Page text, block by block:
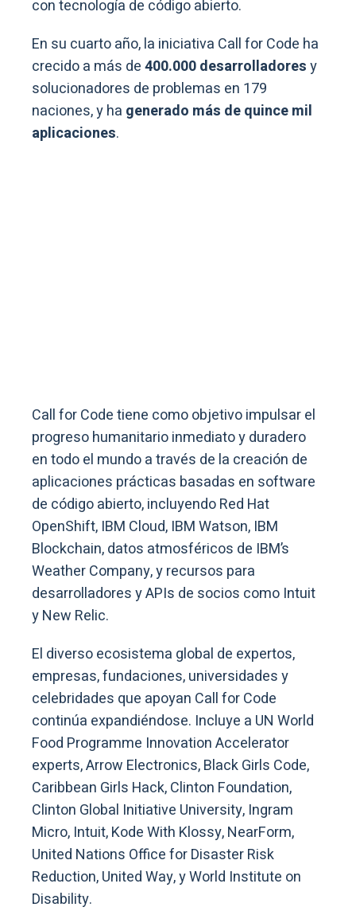
con tecnología de código abierto.
En su cuarto año, la iniciativa Call for Code ha
crecido a más de400.000 desarrolladoresy
solucionadores de problemas en 179
naciones, y ha generado más de quince mil
aplicaciones.
Call for Code tiene como objetivo impulsar el
progreso humanitario inmediato y duradero
en todo el mundo a través de la creación de
aplicaciones prácticas basadas en software
de código abierto, incluyendo Red Hat
OpenShift, IBM Cloud, IBM Watson, IBM
Blockchain, datos atmosféricos de IBM’s
Weather Company, y recursos para
desarrolladores y APIs de socios como Intuit
y New Relic.
El diverso ecosistema global de expertos,
empresas, fundaciones, universidades y
celebridades que apoyan Call for Code
continúa expandiéndose. Incluye a UN World
Food Programme Innovation Accelerator
experts, Arrow Electronics, Black Girls Code,
Caribbean Girls Hack, Clinton Foundation,
Clinton Global Initiative University, Ingram
Micro, Intuit, Kode With Klossy, NearForm,
United Nations Office for Disaster Risk
Reduction, United Way, y World Institute on
Disability.